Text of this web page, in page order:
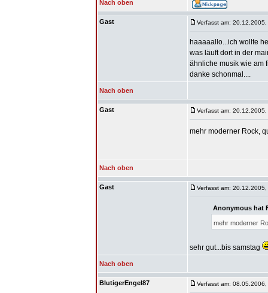
Nach oben
Gast Verfasst am:
haaaaallo...ich wollte
was läuft dort in der
ähnliche musik wie am
danke schonmal....
Nach oben
Gast Verfasst am:
mehr moderner Rock,
Nach oben
Gast Verfasst am:
Anonymous hat
mehr moderner
sehr gut...bis samstag
Nach oben
BlutigerEngel87 Verfasst am: